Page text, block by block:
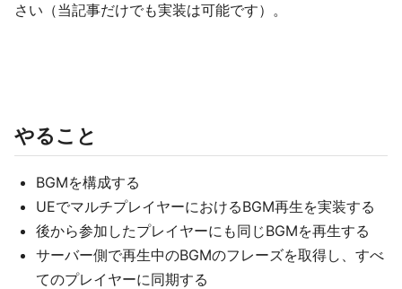
さい（当記事だけでも実装は可能です）。
やること
BGMを構成する
UEでマルチプレイヤーにおけるBGM再生を実装する
後から参加したプレイヤーにも同じBGMを再生する
サーバー側で再生中のBGMのフレーズを取得し、すべ
てのプレイヤーに同期する